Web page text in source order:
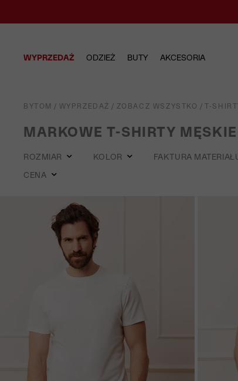
WYPRZEDAŻ ODZIEŻ BUTY AKCESORIA
BYTOM / WYPRZEDAŻ / ZOBACZ WSZYSTKO / T-
MARKOWE T-SHIRTY
ROZMIAR KOLOR FAKTURA
CENA